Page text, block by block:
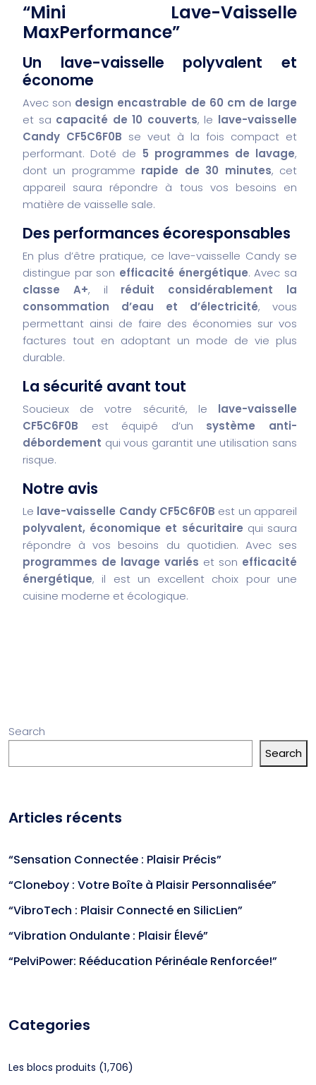
“Mini Lave-Vaisselle
MaxPerformance”
Un lave-vaisselle polyvalent et
économe
Avec son design encastrable de 60 cm de large
et sa capacité de 10 couverts, le lave-vaisselle
Candy CF5C6F0B se veut à la fois compact et
performant. Doté de 5 programmes de lavage,
dont un programme rapide de 30 minutes, cet
appareil saura répondre à tous vos besoins en
matière de vaisselle sale.
Des performances écoresponsables
En plus d’être pratique, ce lave-vaisselle Candy se
distingue par son efficacité énergétique. Avec sa
classe A+, il réduit considérablement la
consommation d’eau et d’électricité, vous
permettant ainsi de faire des économies sur vos
factures tout en adoptant un mode de vie plus
durable.
La sécurité avant tout
Soucieux de votre sécurité, le lave-vaisselle
CF5C6F0B est équipé d’un système anti-
débordement qui vous garantit une utilisation sans
risque.
Notre avis
Le lave-vaisselle Candy CF5C6F0B est un appareil
polyvalent, économique et sécuritaire qui saura
répondre à vos besoins du quotidien. Avec ses
programmes de lavage variés et son efficacité
énergétique, il est un excellent choix pour une
cuisine moderne et écologique.
Search
Search
Articles récents
“Sensation Connectée : Plaisir Précis”
“Cloneboy : Votre Boîte à Plaisir Personnalisée”
“VibroTech : Plaisir Connecté en SilicLien”
“Vibration Ondulante : Plaisir Élevé”
“PelviPower: Rééducation Périnéale Renforcée!”
Categories
Les blocs produits (1,706)